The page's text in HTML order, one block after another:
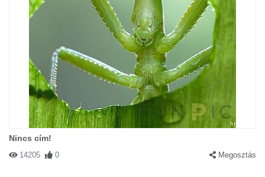
Nincs cím!
14205 0 Megosztás